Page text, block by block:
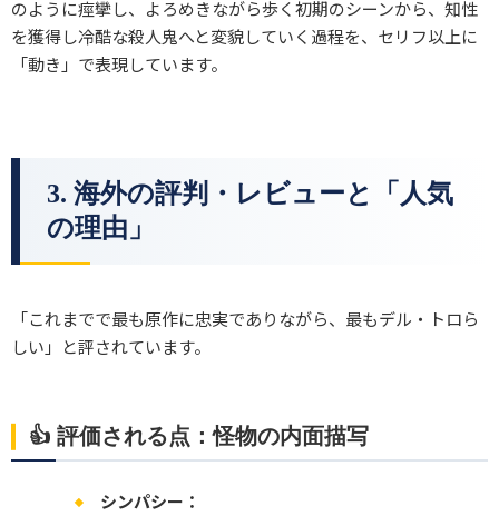
のように痙攣し、よろめきながら歩く初期のシーンから、知性
を獲得し冷酷な殺人鬼へと変貌していく過程を、セリフ以上に
「動き」で表現しています。
3. 海外の評判・レビューと「人気
の理由」
「これまでで最も原作に忠実でありながら、最もデル・トロら
しい」と評されています。
👍 評価される点：怪物の内面描写
シンパシー：